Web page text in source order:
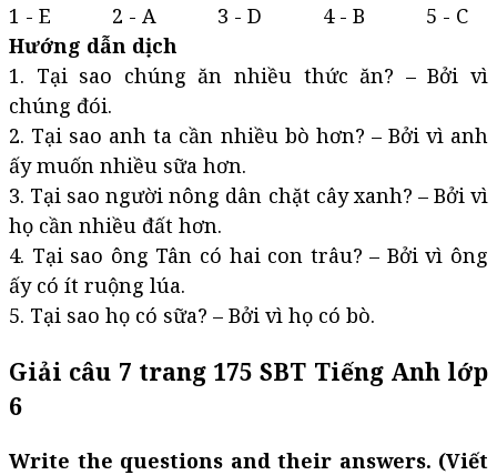
1 - E 2 - A 3 - D 4 - B 5 - C
Hướng dẫn dịch
1. Tại sao chúng ăn nhiều thức ăn? – Bởi vì
chúng đói.
2. Tại sao anh ta cần nhiều bò hơn? – Bởi vì anh
ấy muốn nhiều sữa hơn.
3. Tại sao người nông dân chặt cây xanh? – Bởi vì
họ cần nhiều đất hơn.
4. Tại sao ông Tân có hai con trâu? – Bởi vì ông
ấy có ít ruộng lúa.
5. Tại sao họ có sữa? – Bởi vì họ có bò.
Giải câu 7 trang 175 SBT Tiếng Anh lớp
6
Write the questions and their answers. (Viết